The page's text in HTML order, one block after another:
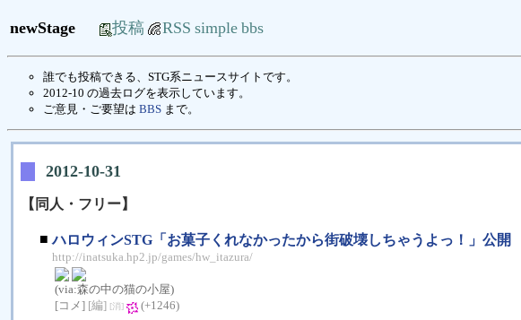
newStage 投稿 RSS simple bbs
誰でも投稿できる、STG系ニュースサイトです。
2012-10 の過去ログを表示しています。
ご意見・ご要望は BBS まで。
2012-10-31
【同人・フリー】
■ ハロウィンSTG「お菓子くれなかったから街破壊しちゃうよっ！」公開
http://inatsuka.hp2.jp/games/hw_itazura/
(via:森の中の猫の小屋)
[コメ] [編] [消] (+1246)